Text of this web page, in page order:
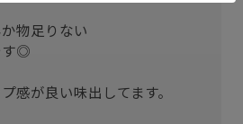
物足りない
す◎
感が良い味出してます。